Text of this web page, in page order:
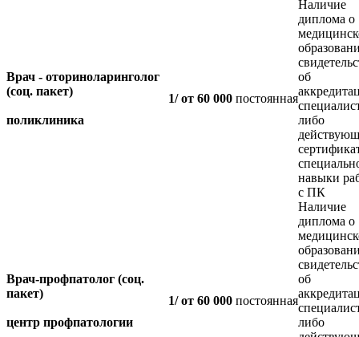
Врач - оториноларинголог
(соц. пакет)
поликлиника
1/ от 60 000 постоянная
Наличие
диплома о
об
либо
навыки
с ПК
Врач-профпатолог (соц.
пакет)
центр профпатологии
1/от 60 000 постоянная
Наличие
диплома о
об
либо